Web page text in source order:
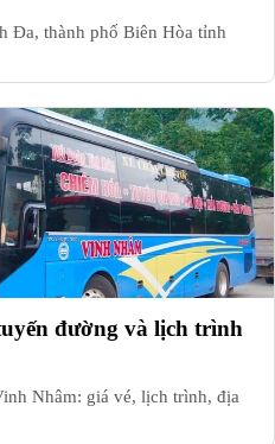
Đa, thành phố Biên Hòa tỉnh
đường và lịch trình
Nhâm: giá vé, lịch trình, địa